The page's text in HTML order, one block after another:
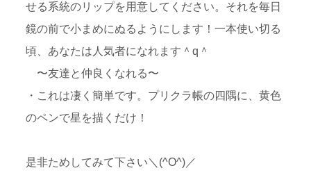
せる系統のリップを用意してください。それを毎日
鏡の前で小まめにぬるようにします！一本使い切る
頃、あなたは人気者になれます＾q＾
〜友達と仲良くなれる〜
・これは凄く簡単です。プリクラ帳の四隅に、黄色
のペンで星を描くだけ！
是非ためしてみて下さい＼(^O^)／